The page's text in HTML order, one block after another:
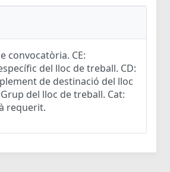
convocatòria. CE:
del lloc de treball. CD:
de destinació del lloc
del lloc de treball. Cat:
requerit.